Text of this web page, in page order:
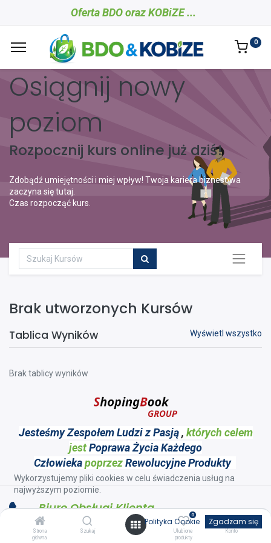
Strona
główna
Szukaj
0
Ulubione
produkty
Konto
Oferta BDO oraz K​OBiZE ...
0
Osiągnij nowy
poziom
Rozpocznij kurs online już dziś!
Zdobądź umiejętności i miej wpływ! Twoja kariera biznesowa
zaczyna się tutaj.
Czas rozpocząć kurs.
Wyświetl wszystko
Tablica Wyników
Brak tablicy wyników
Brak utworzonych Kursów
Jesteśmy Zespołem Ludzi z Pasją, których celem
jestPoprawa Życia Każdego
Człowiekapoprzez Rewolucyjne Produkty
Biuro Obsługi Klienta
(+48) 882 535 555
Wykorzystujemy pliki cookies w celu świadczenia usług na
najwyższym poziomie.
Polityka Cookie Zgadzam się